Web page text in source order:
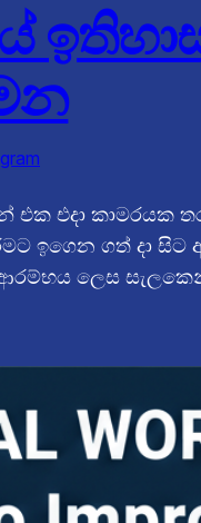
එක එදා
ඉගෙන ගත් දා
ලෙස